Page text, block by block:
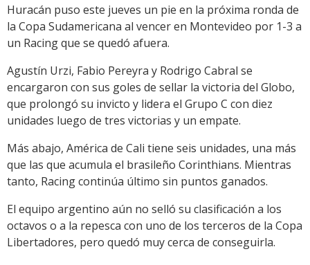
Link
Huracán puso este jueves un pie en la próxima ronda de
la Copa Sudamericana al vencer en Montevideo por 1-3 a
un Racing que se quedó afuera.
Agustín Urzi, Fabio Pereyra y Rodrigo Cabral se
encargaron con sus goles de sellar la victoria del Globo,
que prolongó su invicto y lidera el Grupo C con diez
unidades luego de tres victorias y un empate.
Más abajo, América de Cali tiene seis unidades, una más
que las que acumula el brasileño Corinthians. Mientras
tanto, Racing continúa último sin puntos ganados.
El equipo argentino aún no selló su clasificación a los
octavos o a la repesca con uno de los terceros de la Copa
Libertadores, pero quedó muy cerca de conseguirla.